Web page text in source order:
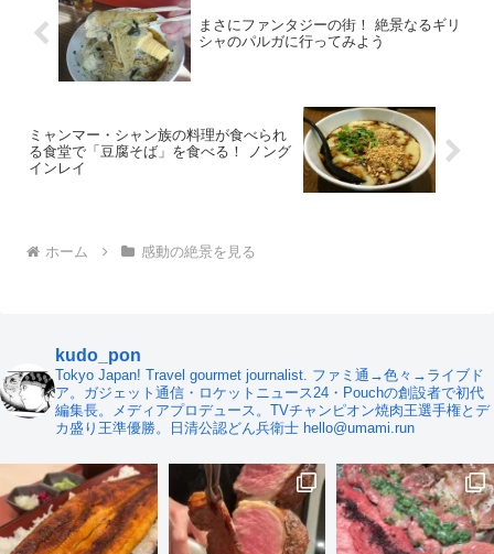
まさにファンタジーの街！ 絶景なるギリ
シャのパルガに行ってみよう
ミャンマー・シャン族の料理が食べられ
る食堂で「豆腐そば」を食べる！ ノング
インレイ
ホーム 感動の絶景を見る
kudo_pon
Tokyo Japan! Travel gourmet journalist. ファミ通→色々→ライブド
ア。ガジェット通信・ロケットニュース24・Pouchの創設者で初代
編集長。メディアプロデュース。TVチャンピオン焼肉王選手権とデ
カ盛り王準優勝。日清公認どん兵衛士 hello@umami.run